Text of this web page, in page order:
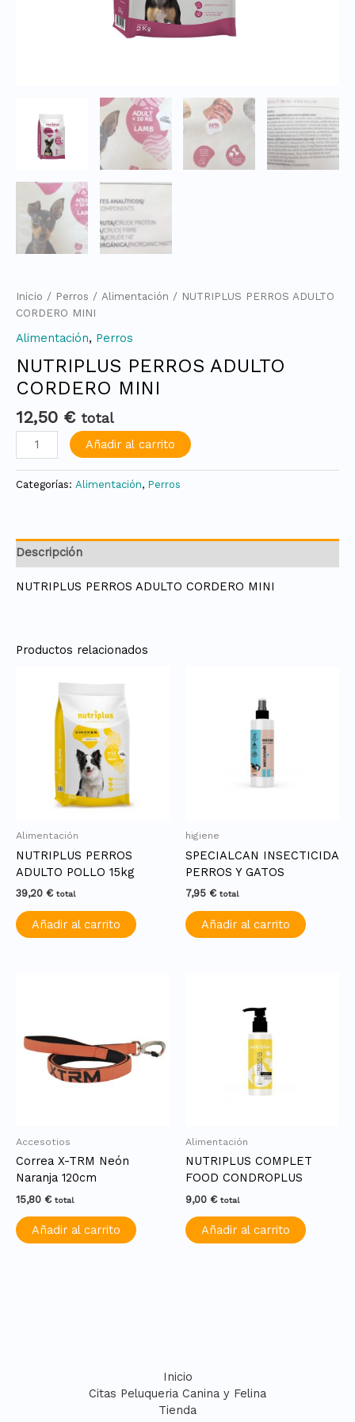
Inicio / Perros / Alimentación / NUTRIPLUS PERROS ADULTO
CORDERO MINI
Alimentación, Perros
NUTRIPLUS PERROS ADULTO
CORDERO MINI
12,50 € total
Añadir al carrito
Categorías: Alimentación, Perros
Descripción
NUTRIPLUS PERROS ADULTO CORDERO MINI
Productos relacionados
Alimentación
NUTRIPLUS PERROS
ADULTO POLLO 15kg
39,20 € total
Añadir al carrito
higiene
SPECIALCAN INSECTICIDA
PERROS Y GATOS
7,95 € total
Añadir al carrito
Accesotios
Correa X-TRM Neón
Naranja 120cm
15,80 € total
Añadir al carrito
Alimentación
NUTRIPLUS COMPLET
FOOD CONDROPLUS
9,00 € total
Añadir al carrito
Inicio
Citas Peluqueria Canina y Felina
Tienda